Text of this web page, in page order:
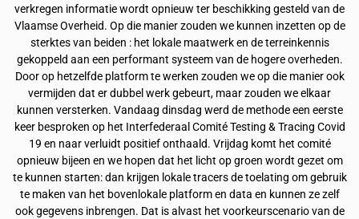
verkregen informatie wordt opnieuw ter beschikking gesteld van de
Vlaamse Overheid. Op die manier zouden we kunnen inzetten op de
sterktes van beiden : het lokale maatwerk en de terreinkennis
gekoppeld aan een performant systeem van de hogere overheden.
Door op hetzelfde platform te werken zouden we op die manier ook
vermijden dat er dubbel werk gebeurt, maar zouden we elkaar
kunnen versterken. Vandaag dinsdag werd de methode een eerste
keer besproken op het Interfederaal Comité Testing & Tracing Covid
19 en naar verluidt positief onthaald. Vrijdag komt het comité
opnieuw bijeen en we hopen dat het licht op groen wordt gezet om
te kunnen starten: dan krijgen lokale tracers de toelating om gebruik
te maken van het bovenlokale platform en data en kunnen ze zelf
ook gegevens inbrengen. Dat is alvast het voorkeurscenario van de